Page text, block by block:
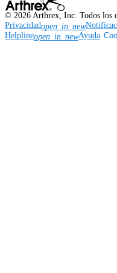
© 2026 Arthrex, Inc. Todos los
Privacidadopen_in_new
Helplineopen_in_newAyuda